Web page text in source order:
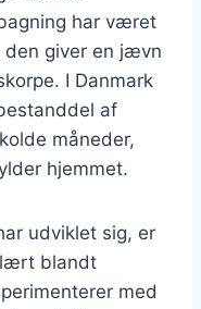
har været
den giver en jævn
I Danmark
af
måneder,
hjemmet.
udviklet sig, er
blandt
med